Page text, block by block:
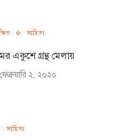
সাহিত্য
একুশে গ্রন্থ মেলায়
ফেব্রুয়ারি ২, ২০২০
সাহিত্য